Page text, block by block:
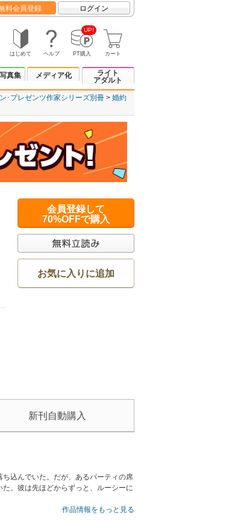
料会員登録 ログイン
はじめて ヘルプ
UP!
PT購入 カート
真集 メディア化
ライト
アダルト
･プレゼンツ作家シリーズ別冊
婚約
会員登録して
70%OFFで購入
お気に入りに追加
新刊自動購入
込んでいた。だが、あるパーティの席
。彼は先ほどからずっと、ルーシーに
作品情報をもっと見る